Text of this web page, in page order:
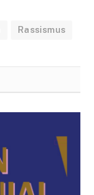
Rassismus